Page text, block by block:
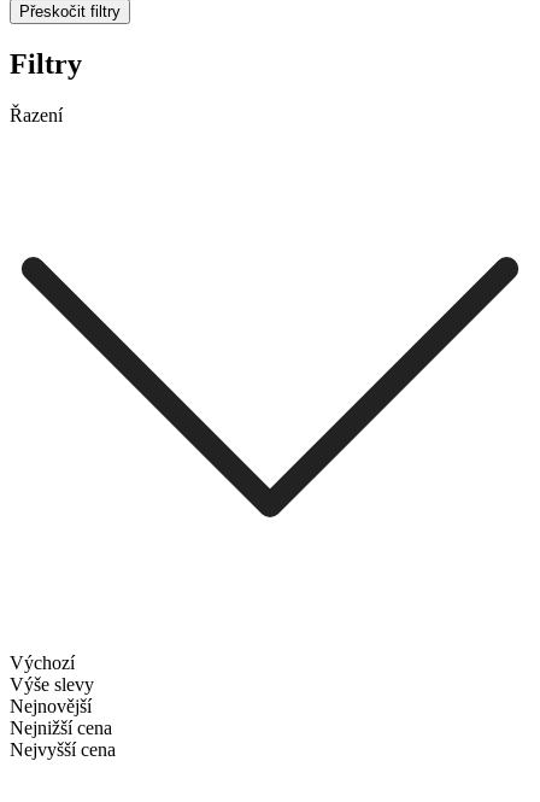
Přeskočit filtry
Filtry
Řazení
Výchozí
Výše slevy
Nejnovější
Nejnižší cena
Nejvyšší cena